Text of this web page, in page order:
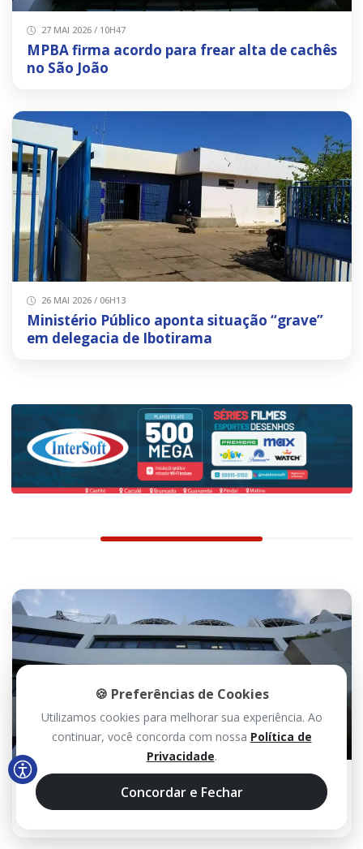
27 MAI 2026 / 10H47
MPBA firma acordo para frear alta de cachês
no São João
26 MAI 2026 / 06H13
Ministério Público aponta situação “grave”
em delegacia de Ibotirama
25 MAI 2026 / 14H56
MP fiscaliza shows de Alok e Zé Neto &
Cristiano em Santa Maria e Coribe
🍪 Preferências de Cookies
Utilizamos cookies para melhorar sua experiência. Ao
continuar, você concorda com nossa Política de
Privacidade.
Concordar e Fechar